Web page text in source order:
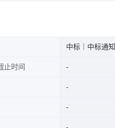
中标｜中标通知
止时间